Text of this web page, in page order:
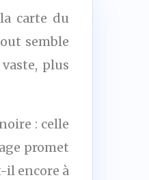
carte du
semble
plus
: celle
promet
il encore à